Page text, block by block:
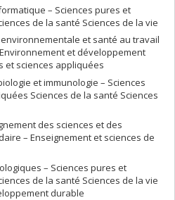
– Sciences pures et
de la santé Sciences de la vie
et santé au travail
et développement
et sciences appliquées
et immunologie – Sciences
Sciences de la santé Sciences
des sciences et des
– Enseignement et sciences de
– Sciences pures et
de la santé Sciences de la vie
durable